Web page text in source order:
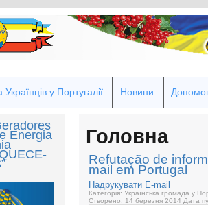
Українців у Португалії Новини
Energia Головна
Refutação de
mail em Portugal
Надрукувати E-mail
Категорія: Українська громада у
Створено: 14 березня 2014 Дата